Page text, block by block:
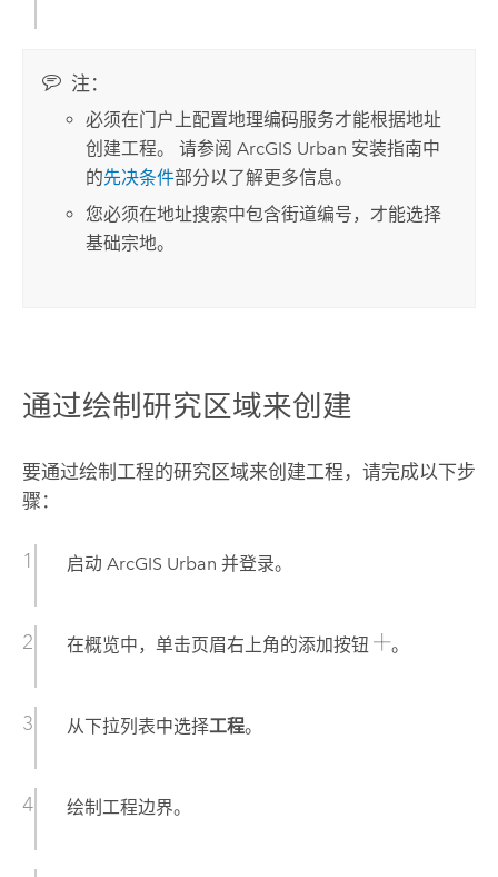
注：
必须在门户上配置地理编码服务才能根据地址
创建工程。 请参阅 ArcGIS Urban 安装指南中
的先决条件部分以了解更多信息。
您必须在地址搜索中包含街道编号，才能选择
基础宗地。
通过绘制研究区域来创建
要通过绘制工程的研究区域来创建工程，请完成以下步
骤：
启动 ArcGIS Urban 并登录。
在概览中，单击页眉右上角的添加按钮 。
从下拉列表中选择工程。
绘制工程边界。